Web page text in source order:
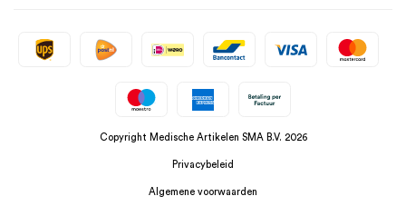
Copyright Medische Artikelen SMA B.V. 2026
Privacybeleid
Algemene voorwaarden